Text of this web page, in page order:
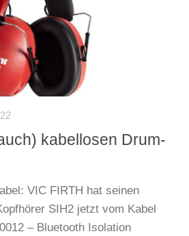
kabellosen Drum-
VIC FIRTH hat seinen
SIH2 jetzt vom Kabel
– Bluetooth Isolation